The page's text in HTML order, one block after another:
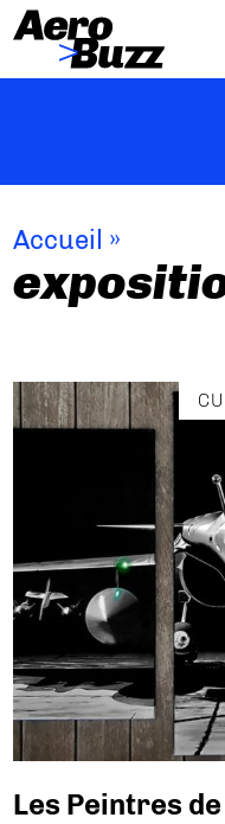
Accueil »
Les Peintres de